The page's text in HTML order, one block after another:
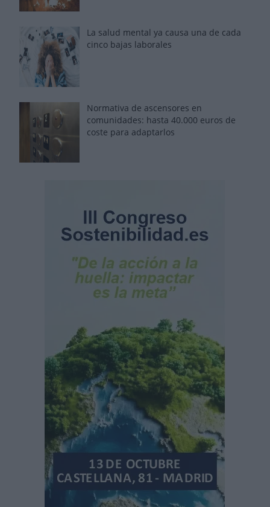
La salud mental ya causa una de cada
cinco bajas laborales
Normativa de ascensores en
comunidades: hasta 40.000 euros de
coste para adaptarlos